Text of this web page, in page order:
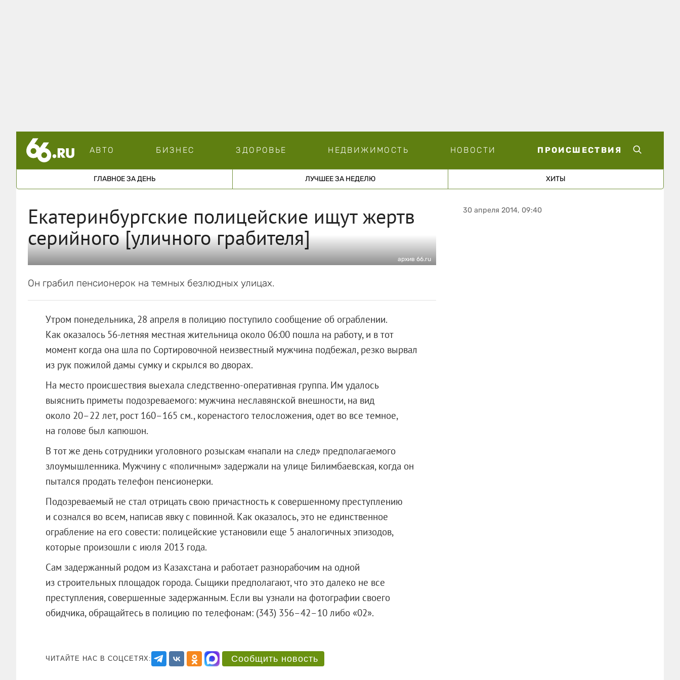
АВТО БИЗНЕС ЗДОРОВЬЕ НЕДВИЖИМОСТЬ НОВОСТИ ПРОИСШЕСТВИЯ
ГЛАВНОЕ ЗА ДЕНЬ ЛУЧШЕЕ ЗА НЕДЕЛЮ ХИТЫ
Екатеринбургские полицейские ищут жертв
серийного [уличного грабителя]
архив 66.ru
Он грабил пенсионерок на темных безлюдных улицах.
Утром понедельника, 28 апреля в полицию поступило сообщение об ограблении.
Как оказалось 56-летняя местная жительница около 06:00 пошла на работу, и в тот
момент когда она шла по Сортировочной неизвестный мужчина подбежал, резко вырвал
из рук пожилой дамы сумку и скрылся во дворах.
На место происшествия выехала следственно-оперативная группа. Им удалось
выяснить приметы подозреваемого: мужчина неславянской внешности, на вид
около 20–22 лет, рост 160–165 см., коренастого телосложения, одет во все темное,
на голове был капюшон.
В тот же день сотрудники уголовного розыскам «напали на след» предполагаемого
злоумышленника. Мужчину с «поличным» задержали на улице Билимбаевская, когда он
пытался продать телефон пенсионерки.
Подозреваемый не стал отрицать свою причастность к совершенному преступлению
и сознался во всем, написав явку с повинной. Как оказалось, это не единственное
ограбление на его совести: полицейские установили еще 5 аналогичных эпизодов,
которые произошли с июля 2013 года.
Сам задержанный родом из Казахстана и работает разнорабочим на одной
из строительных площадок города. Сыщики предполагают, что это далеко не все
преступления, совершенные задержанным. Если вы узнали на фотографии своего
обидчика, обращайтесь в полицию по телефонам: (343) 356–42–10 либо «02».
ЧИТАЙТЕ НАС В СОЦСЕТЯХ: Сообщить новость
30 апреля 2014, 09:40